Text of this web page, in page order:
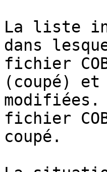
La liste
dans
fichier
(coupé)
fichier
coupé.